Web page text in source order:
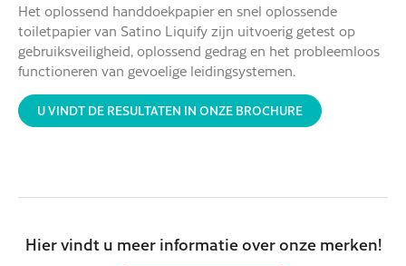
Het oplossend handdoekpapier en snel oplossende
toiletpapier van Satino Liquify zijn uitvoerig getest op
gebruiksveiligheid, oplossend gedrag en het probleemloos
functioneren van gevoelige leidingsystemen.
U VINDT DE RESULTATEN IN ONZE BROCHURE
Hier vindt u meer informatie over onze merken!